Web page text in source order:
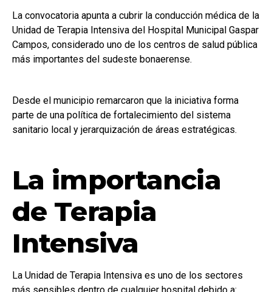
La convocatoria apunta a cubrir la conducción médica de la
Unidad de Terapia Intensiva del Hospital Municipal Gaspar
Campos, considerado uno de los centros de salud pública
más importantes del sudeste bonaerense.
Desde el municipio remarcaron que la iniciativa forma
parte de una política de fortalecimiento del sistema
sanitario local y jerarquización de áreas estratégicas.
La importancia
de Terapia
Intensiva
La Unidad de Terapia Intensiva es uno de los sectores